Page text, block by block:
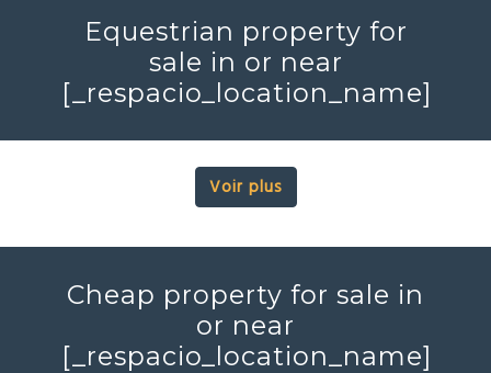
Equestrian property for
sale in or near
[_respacio_location_name]
Voir plus
Cheap property for sale in
or near
[_respacio_location_name]